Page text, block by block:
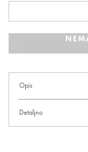
Opis
Detaljno